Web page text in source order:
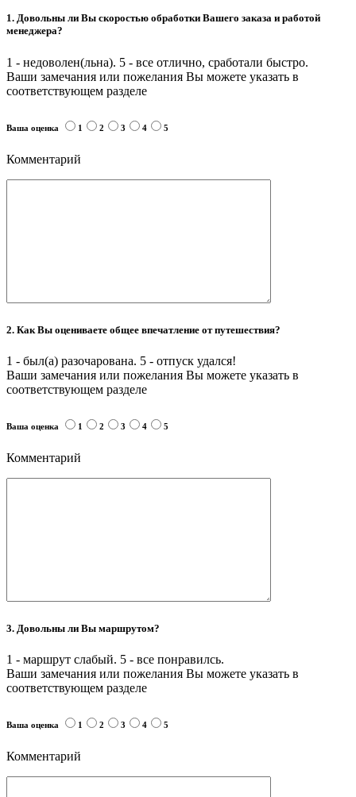
1. Довольны ли Вы скоростью обработки Вашего заказа и работой
менеджера?
1 - недоволен(льна). 5 - все отлично, сработали быстро.
Ваши замечания или пожелания Вы можете указать в
соответствующем разделе
Ваша оценка 1 2 3 4 5
Комментарий
2. Как Вы оцениваете общее впечатление от путешествия?
1 - был(а) разочарована. 5 - отпуск удался!
Ваши замечания или пожелания Вы можете указать в
соответствующем разделе
Ваша оценка 1 2 3 4 5
Комментарий
3. Довольны ли Вы маршрутом?
1 - маршрут слабый. 5 - все понравилсь.
Ваши замечания или пожелания Вы можете указать в
соответствующем разделе
Ваша оценка 1 2 3 4 5
Комментарий